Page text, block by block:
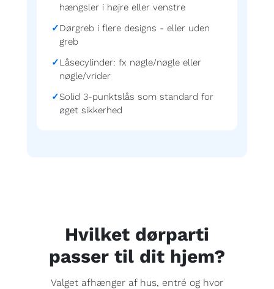
hængsler i højre eller venstre
Dørgreb i flere designs - eller uden
greb
Låsecylinder: fx nøgle/nøgle eller
nøgle/vrider
Solid 3-punktslås som standard for
øget sikkerhed
Hvilket dørparti
passer til dit hjem?
Valget afhænger af hus, entré og hvor